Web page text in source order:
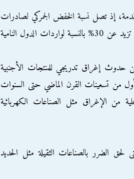
إذ تصل نسبة الخفض الجمركي لصادرات
الدول المتقدمة للاقتصاديات النامية إلى 45% في المتوسط، لا تزيد عن 30% بالنسبة لواردات الدول النامية
حدوث إغراق تدريجي للمنتجات الأجنبية
من تسعينات القرن الماضي حتى السنوات
من الإغراق مثل الصناعات الكهربائية
الضرر بالصناعات الثقيلة مثل الحديد